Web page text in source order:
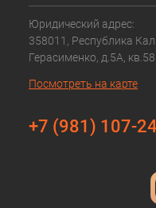
Юридический адрес:
358011, Республика
Герасименко, д.5А, кв.58
Посмотреть на карте
+7 (981) 107-